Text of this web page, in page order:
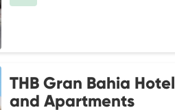
THB Gran Bahia Hotel
and Apartments